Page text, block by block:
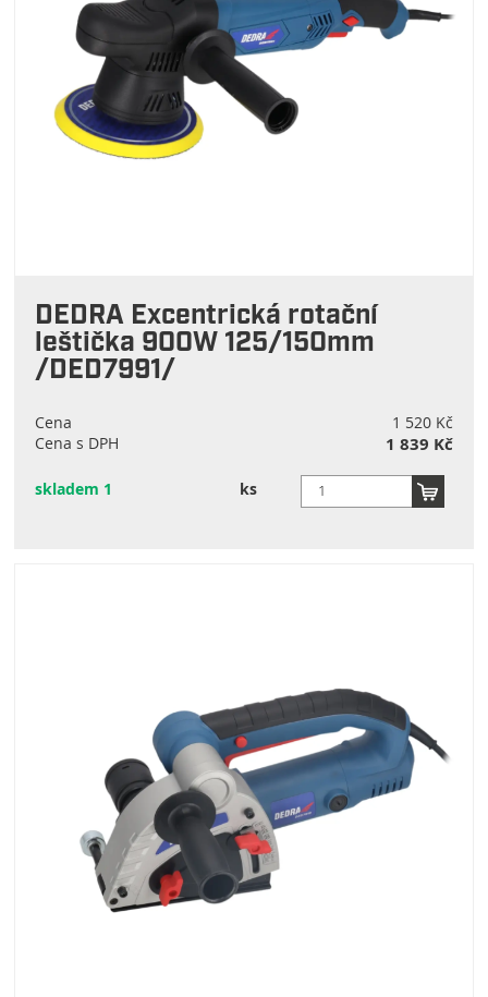
DEDRA Excentrická rotační
leštička 900W 125/150mm
/DED7991/
Cena
1 520 Kč
Cena s DPH
1 839 Kč
skladem 1 ks